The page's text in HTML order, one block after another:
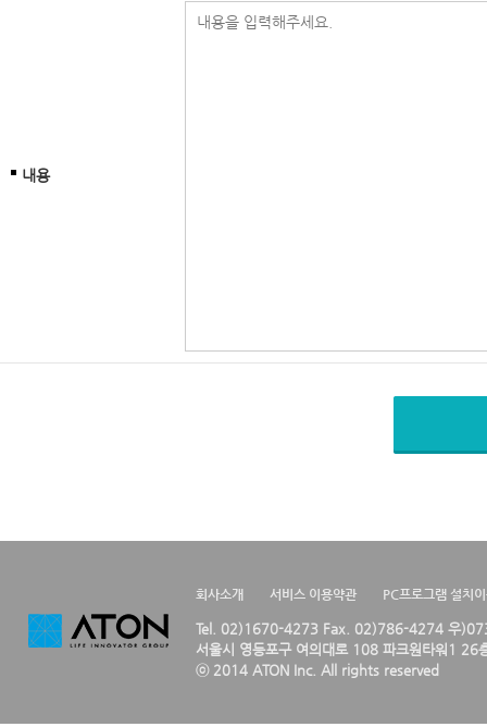
내용
회사소개 서비스 이용약관 PC프로그램 설치
Tel. 02)1670-4273 Fax. 02)786-4274 우
서울시 영등포구 여의대로 108 파크원타워1 26
ⓒ 2014 ATON Inc. All rights reserved